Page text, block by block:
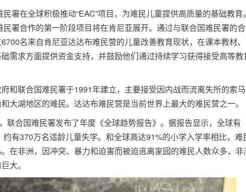
署在全球积极推动“EAC”项目，为难民儿童提供高质量的基础教育。
署合作的第一阶段项目将在肯尼亚展开。通过与联合国难民署的合
名来自肯尼亚达达布难民营的儿童改善教育现状，在课本教材
需求方面提供资金支持，并鼓励他们通过持续学习获得接受高等教
和联合国难民署于1991年建立，主要接受因内战而流离失所的索
大湖地区的难民。达达布难民营是当前世界上最大的难民营之一。
联合国难民署发布了年度《全球趋势报告》。据报告显示，全球有
有370万名适龄儿童失学。和全球高达91%的小学入学率相比，难
在非洲，因冲突、暴力和迫害而被迫逃离家园的难民人数众多，非
大。